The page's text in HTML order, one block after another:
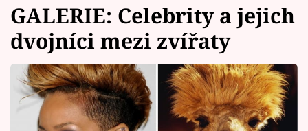
Témata
Celebrity
Vztahy
GALERIE: Celebrity a jejich
dvojníci mezi zvířaty